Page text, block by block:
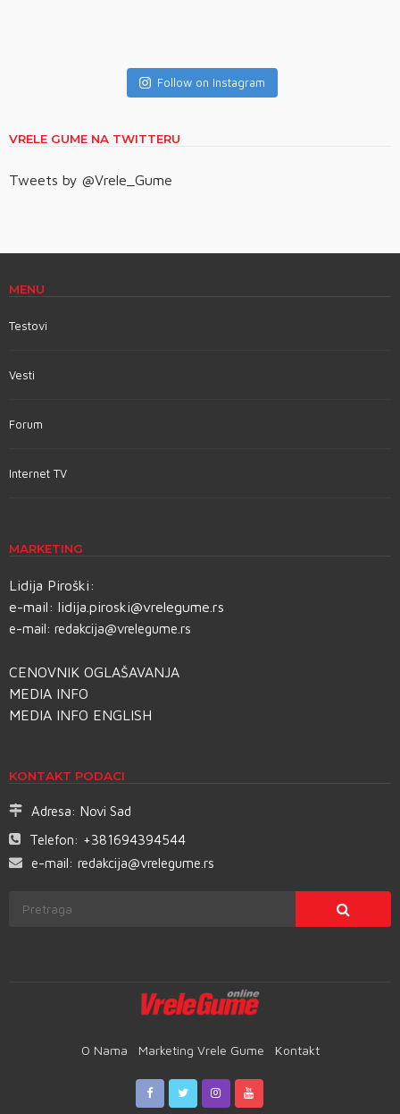
Follow on Instagram
VRELE GUME NA TWITTERU
Tweets by @Vrele_Gume
MENU
Testovi
Vesti
Forum
Internet TV
MARKETING
Lidija Piroški:
e-mail: lidija.piroski@vrelegume.rs
e-mail: redakcija@vrelegume.rs
CENOVNIK OGLAŠAVANJA
MEDIA INFO
MEDIA INFO ENGLISH
KONTAKT PODACI
Adresa: Novi Sad
Telefon: +381694394544
e-mail: redakcija@vrelegume.rs
O Nama Marketing Vrele Gume Kontakt